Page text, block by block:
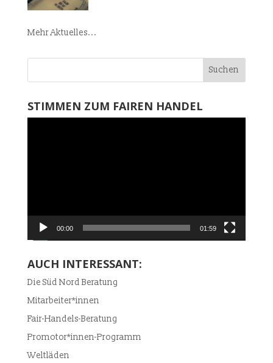
Mehr Aktuelles...
STIMMEN ZUM FAIREN HANDEL
00:00 01:59
AUCH INTERESSANT:
Die Süd Nord Beratung
Mitarbeiter*innen
Fair-Handels-Beratung
Promotor*innen-Programm
Weltläden